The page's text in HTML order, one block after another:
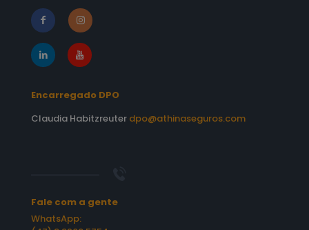
Encarregado DPO
Claudia Habitzreuter dpo@athinaseguros.com
Fale com a gente
WhatsApp: